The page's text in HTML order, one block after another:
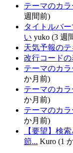
テーマのカ
週間前)
タイトルバ
い yuko (3 週
天気予報の
改行コード
テーマのカ
か月前)
テーマのカ
か月前)
テーマのカ
か月前)
【要望】検
節... Kuro (1